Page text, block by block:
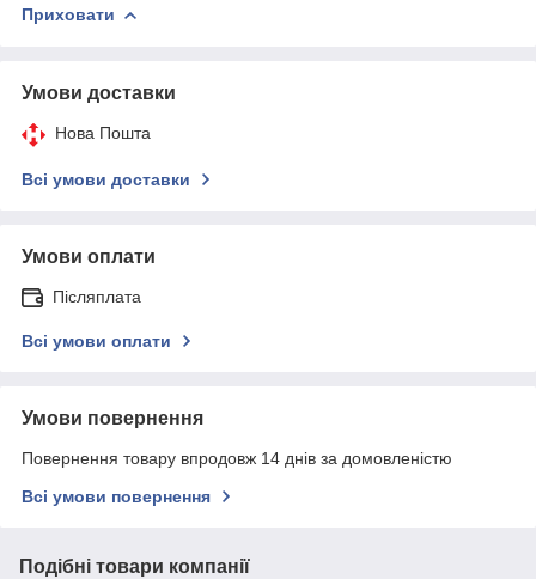
Приховати
Умови доставки
Нова Пошта
Всі умови доставки
Умови оплати
Післяплата
Всі умови оплати
Умови повернення
Повернення товару впродовж 14 днів за домовленістю
Всі умови повернення
Подібні товари компанії